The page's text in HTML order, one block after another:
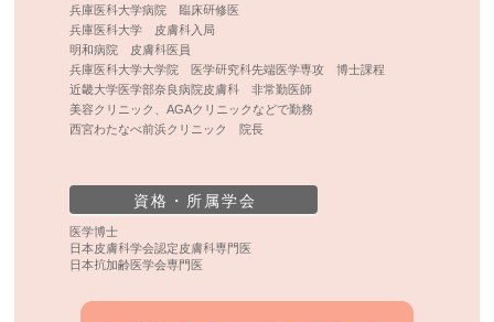
兵庫医科大学病院 臨床研修医
兵庫医科大学 皮膚科入局
明和病院 皮膚科医員
兵庫医科大学大学院 医学研究科先端医学専攻 博士課程
近畿大学医学部奈良病院皮膚科 非常勤医師
美容クリニック、AGAクリニックなどで勤務
西宮わたなべ前浜クリニック 院長
資格・所属学会
医学博士
日本皮膚科学会認定皮膚科専門医
日本抗加齢医学会専門医